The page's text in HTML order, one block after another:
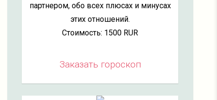
партнером, обо всех плюсах и минусах
этих отношений.
Стоимость: 1500 RUR
Заказать гороскоп